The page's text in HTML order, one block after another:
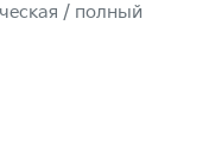
/ полный